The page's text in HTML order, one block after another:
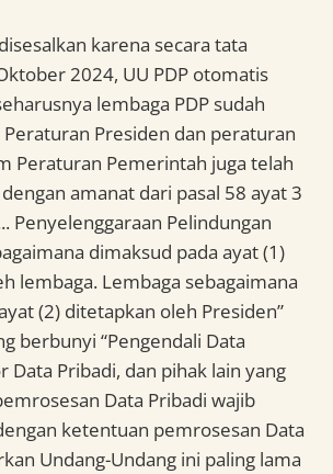
karena secara tata
2024, UU PDP otomatis
lembaga PDP sudah
Presiden dan peraturan
Peraturan Pemerintah juga telah
amanat dari pasal 58 ayat 3
Penyelenggaraan Pelindungan
dimaksud pada ayat (1)
lembaga. Lembaga sebagaimana
(2) ditetapkan oleh Presiden”
berbunyi “Pengendali Data
Data Pribadi, dan pihak lain yang
Data Pribadi wajib
ketentuan pemrosesan Data
Undang-Undang ini paling lama